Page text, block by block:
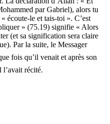
par Gabriel), alors tu
écoute-le et tais-toi ». C’est
» (75.19) signifie « Alors
(et sa signification sera claire
Par la suite, le Messager
récité.